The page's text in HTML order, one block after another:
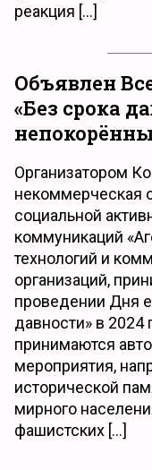
реакция […]
Объявлен
«Без срока
Организатором
некоммерческая
социальной
коммуникаций
технологий и
организаций,
проведении Дня
давности» в 2024
принимаются
мероприятия,
исторической
мирного
фашистских […]